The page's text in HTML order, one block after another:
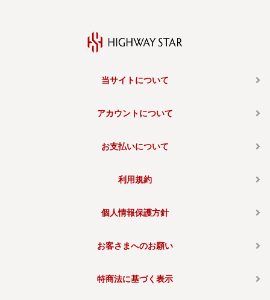
当サイトについて
アカウントについて
お支払いについて
利用規約
個人情報保護方針
お客さまへのお願い
特商法に基づく表示